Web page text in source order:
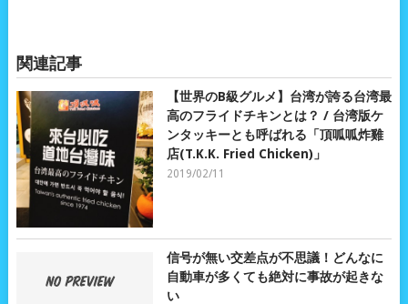
関連記事
【世界のB級グルメ】台湾が誇る台湾最
高のフライドチキンとは？ / 台湾版ケ
ンタッキーとも呼ばれる「頂呱呱炸雞
店(T.K.K. Fried Chicken)」
2019/02/11
信号が無い交差点が不思議！どんなに
自動車が多くても絶対に事故が起きな
い